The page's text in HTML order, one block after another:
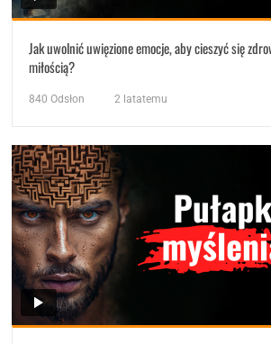
Jak uwolnić uwięzione emocje, aby cieszyć się
miłością?
840 Odsłon 2 latatemu